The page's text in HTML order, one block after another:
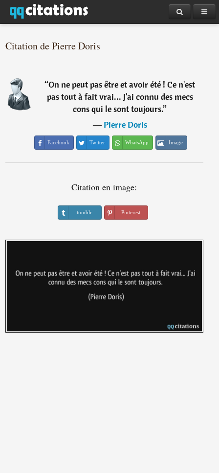
Citation de Pierre Doris
“On ne peut pas être et avoir été ! Ce n'est
pas tout à fait vrai... J'ai connu des mecs
cons qui le sont toujours.”
―Pierre Doris
Facebook Twitter WhatsApp Image
Citation en image:
tumblr Pinterest